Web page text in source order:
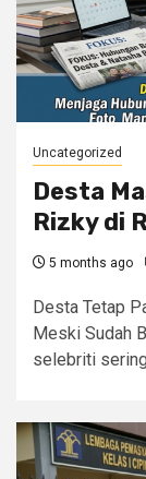
Uncategorized
Desta
Rizky di
5 months ago
Desta Tetap
Meski Sudah
selebriti